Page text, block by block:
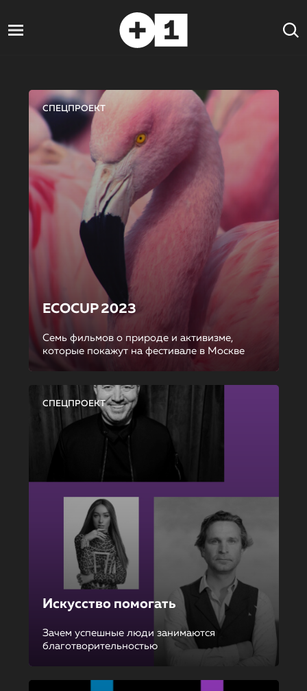
СПЕЦПРОЕКТ
ECOCUP 2023
Семь фильмов о природе и активизме,
которые покажут на фестивале в Москве
СПЕЦПРОЕКТ
Искусство помогать
Зачем успешные люди занимаются
благотворительностью